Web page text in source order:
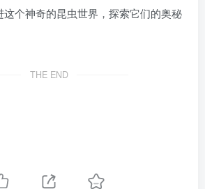
个神奇的昆虫世界，探索它们的奥秘
THE END